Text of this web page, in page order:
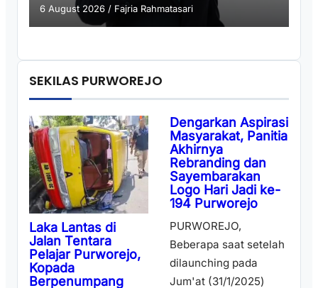
6 August 2026 / Fajria Rahmatasari
SEKILAS PURWOREJO
Laka Lantas di
Jalan Tentara
Pelajar Purworejo,
Kopada
Berpenumpang
Dengarkan Aspirasi
Masyarakat, Panitia
Akhirnya
Rebranding dan
Sayembarakan
Logo Hari Jadi ke-
194 Purworejo
PURWOREJO,
Beberapa saat setelah
dilaunching pada
Jum'at (31/1/2025)